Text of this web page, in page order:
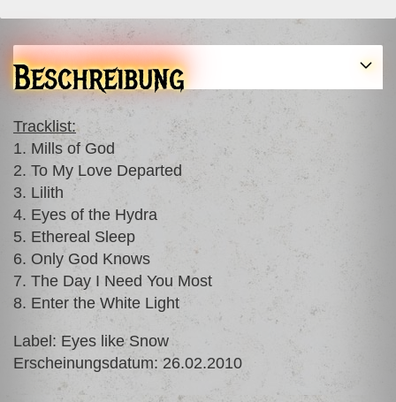
Beschreibung
Tracklist:
1. Mills of God
2. To My Love Departed
3. Lilith
4. Eyes of the Hydra
5. Ethereal Sleep
6. Only God Knows
7. The Day I Need You Most
8. Enter the White Light
Label: Eyes like Snow
Erscheinungsdatum: 26.02.2010